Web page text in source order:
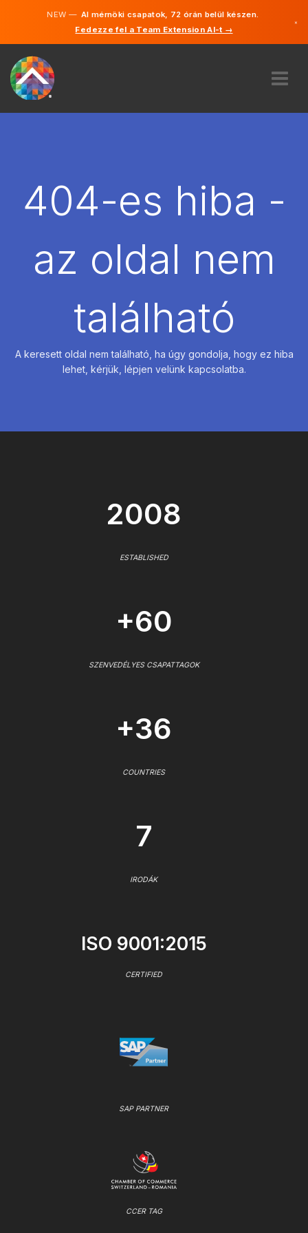
NEW —AI mérnöki csapatok, 72 órán belül készen.
Fedezze fel a Team Extension AI-t →
×
BÉREL
404-es hiba -
az oldal nem
található
A keresett oldal nem található, ha úgy gondolja, hogy ez hiba
lehet, kérjük, lépjen velünk kapcsolatba.
2008
ESTABLISHED
+60
SZENVEDÉLYES CSAPATTAGOK
+36
COUNTRIES
7
IRODÁK
ISO 9001:2015
CERTIFIED
SAP PARTNER
CCER TAG